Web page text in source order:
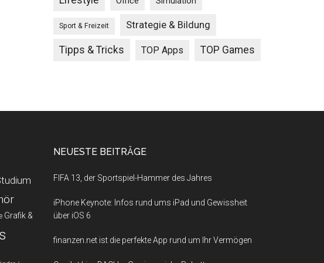
Sport & Freizeit Strategie & Bildung
Tipps & Tricks TOP Apps TOP Games
Grafik &
NEUESTE BEITRÄGE
FIFA 13, der Sportspiel-Hammer des Jahres
iPhone Keynote: Infos rund ums iPad und Gewissheit
über iOS 6
finanzen.net ist die perfekte App rund um Ihr Vermögen